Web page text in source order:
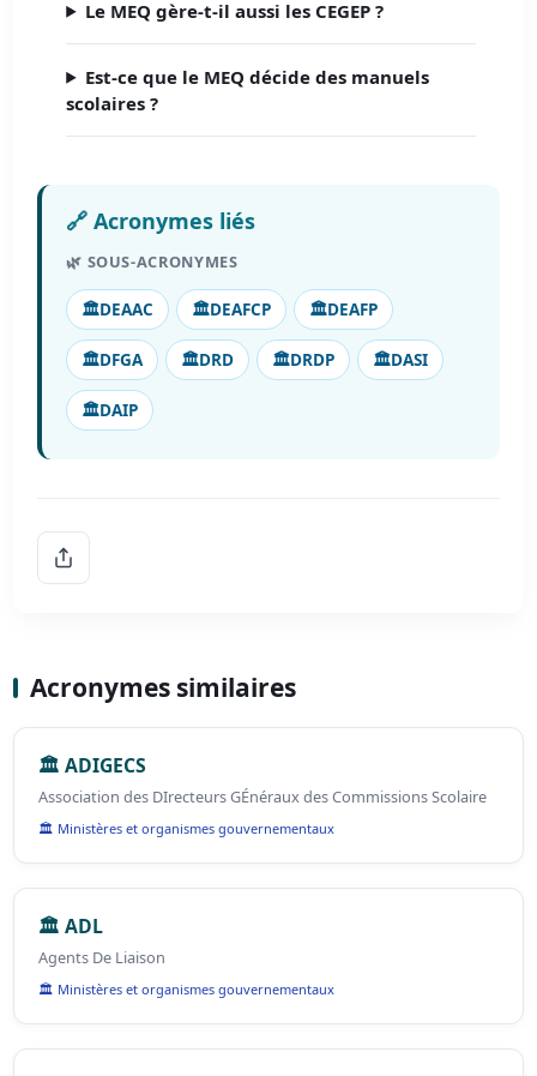
Le MEQ gère-t-il aussi les CEGEP ?
Est-ce que le MEQ décide des manuels
scolaires ?
🔗 Acronymes liés
🌿 SOUS-ACRONYMES
🏛️DEAAC 🏛️DEAFCP 🏛️DEAFP
🏛️DFGA 🏛️DRD 🏛️DRDP 🏛️DASI
🏛️DAIP
Acronymes similaires
🏛️ ADIGECS
Association des DIrecteurs GÉnéraux des Commissions Scolaire
🏛️ Ministères et organismes gouvernementaux
🏛️ ADL
Agents De Liaison
🏛️ Ministères et organismes gouvernementaux